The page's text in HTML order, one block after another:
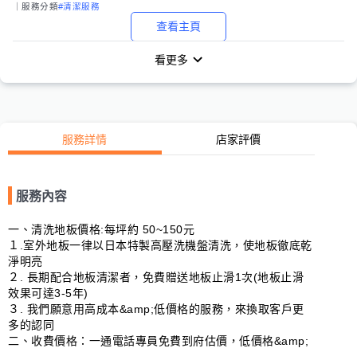
｜服務分類#清潔服務
查看主頁
看更多
服務詳情 店家評價
服務內容
一、清洗地板價格:每坪約 50~150元
１.室外地板一律以日本特製高壓洗機盤清洗，使地板徹底乾
淨明亮
２. 長期配合地板清潔者，免費贈送地板止滑1次(地板止滑
效果可達3-5年)
３. 我們願意用高成本&amp;低價格的服務，來換取客戶更
多的認同
二、收費價格：一通電話專員免費到府估價，低價格&amp;